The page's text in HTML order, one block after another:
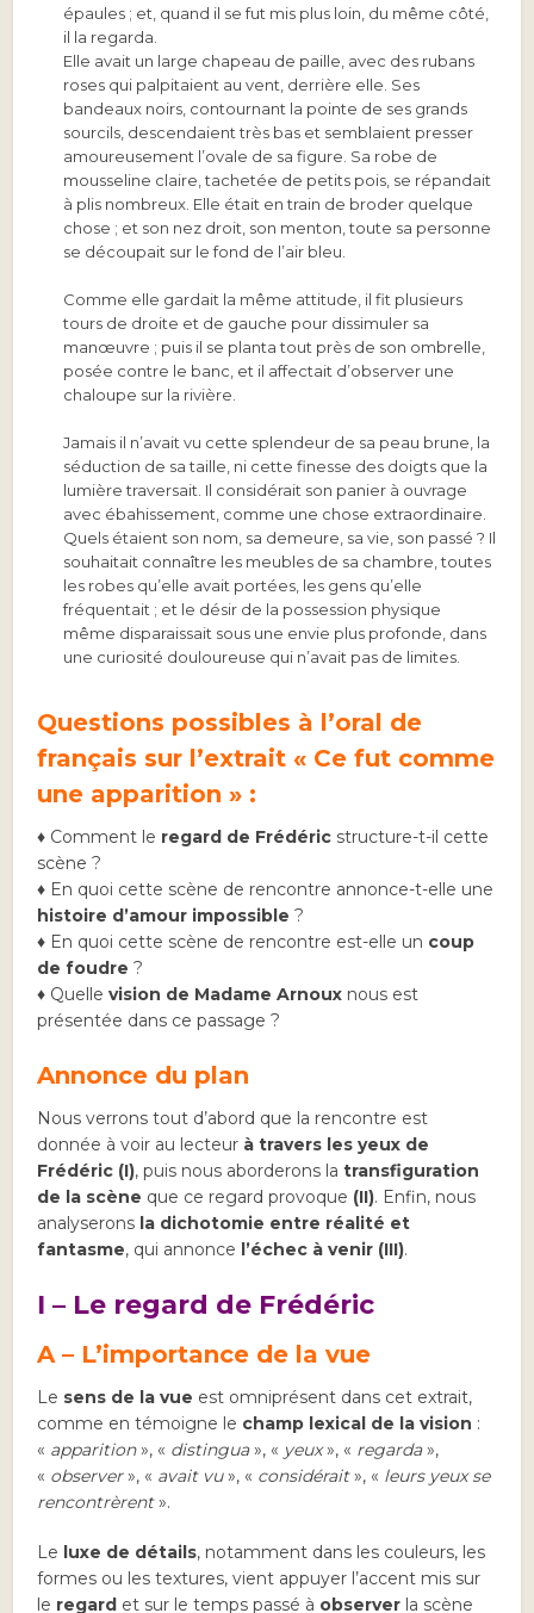
épaules ; et, quand il se fut mis plus loin, du même côté,
il la regarda.
Elle avait un large chapeau de paille, avec des rubans
roses qui palpitaient au vent, derrière elle. Ses
bandeaux noirs, contournant la pointe de ses grands
sourcils, descendaient très bas et semblaient presser
amoureusement l’ovale de sa figure. Sa robe de
mousseline claire, tachetée de petits pois, se répandait
à plis nombreux. Elle était en train de broder quelque
chose ; et son nez droit, son menton, toute sa personne
se découpait sur le fond de l’air bleu.
Comme elle gardait la même attitude, il fit plusieurs
tours de droite et de gauche pour dissimuler sa
manœuvre ; puis il se planta tout près de son ombrelle,
posée contre le banc, et il affectait d’observer une
chaloupe sur la rivière.
Jamais il n’avait vu cette splendeur de sa peau brune, la
séduction de sa taille, ni cette finesse des doigts que la
lumière traversait. Il considérait son panier à ouvrage
avec ébahissement, comme une chose extraordinaire.
Quels étaient son nom, sa demeure, sa vie, son passé ? Il
souhaitait connaître les meubles de sa chambre, toutes
les robes qu’elle avait portées, les gens qu’elle
fréquentait ; et le désir de la possession physique
même disparaissait sous une envie plus profonde, dans
une curiosité douloureuse qui n’avait pas de limites.
Questions possibles à l’oral de
français sur l’extrait « Ce fut comme
une apparition » :
♦ Comment le regard de Frédéric structure-t-il cette
scène ?
♦ En quoi cette scène de rencontre annonce-t-elle une
histoire d’amour impossible ?
♦ En quoi cette scène de rencontre est-elle un coup
de foudre ?
♦ Quellevision de Madame Arnoux nous est
présentée dans ce passage ?
Annonce du plan
Nous verrons tout d’abord que la rencontre est
donnée à voir au lecteur à travers les yeux de
Frédéric (I), puis nous aborderons latransfiguration
de la scène que ce regard provoque (II). Enfin, nous
analyserons la dichotomie entre réalité et
fantasme, qui annonce l’échec à venir (III).
I – Le regard de Frédéric
A – L’importance de la vue
Le sens de la vue est omniprésent dans cet extrait,
comme en témoigne le champ lexical de la vision :
« apparition», « distingua», « yeux», « regarda»,
« observer», « avait vu», « considérait», « leurs yeux se
rencontrèrent».
Le luxe de détails, notamment dans les couleurs, les
formes ou les textures, vient appuyer l’accent mis sur
le regard et sur le temps passé à observer la scène